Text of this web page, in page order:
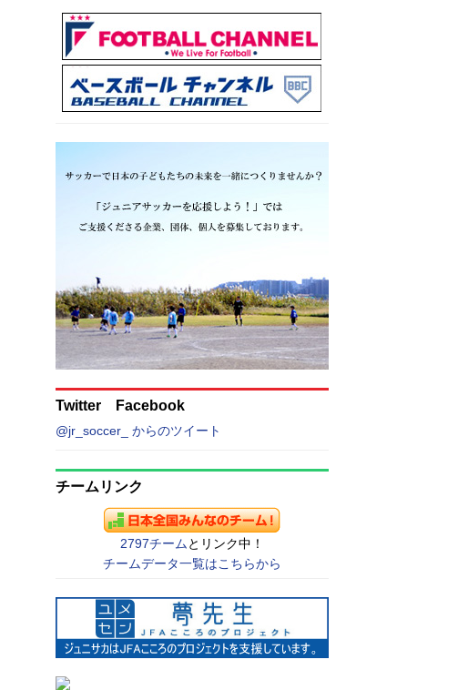
Twitter Facebook
@jr_soccer_ からのツイート
チームリンク
2797チーム とリンク中！
チームデータ一覧はこちらから